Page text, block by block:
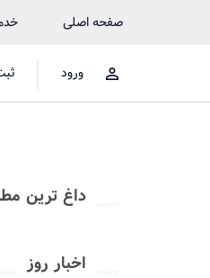
صفحه اصلی
ورود
داغ ترین
اخبار روز